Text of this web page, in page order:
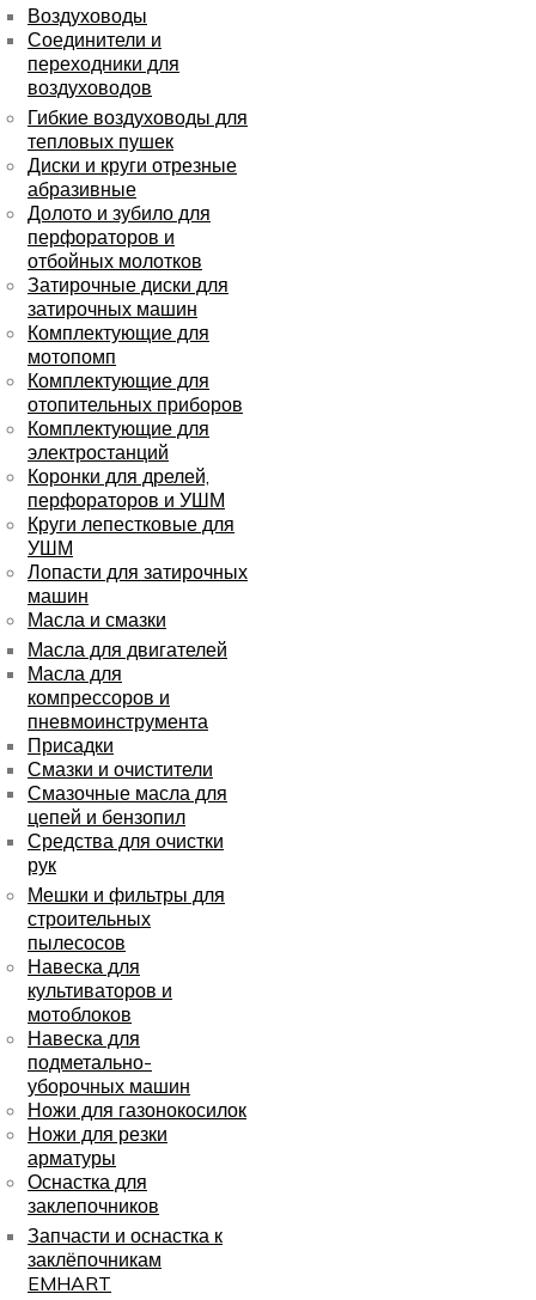
Воздуховоды
Соединители и
переходники для
воздуховодов
Гибкие воздуховоды для
тепловых пушек
Диски и круги отрезные
абразивные
Долото и зубило для
перфораторов и
отбойных молотков
Затирочные диски для
затирочных машин
Комплектующие для
мотопомп
Комплектующие для
отопительных приборов
Комплектующие для
электростанций
Коронки для дрелей,
перфораторов и УШМ
Круги лепестковые для
УШМ
Лопасти для затирочных
машин
Масла и смазки
Масла для двигателей
Масла для
компрессоров и
пневмоинструмента
Присадки
Смазки и очистители
Смазочные масла для
цепей и бензопил
Средства для очистки
рук
Мешки и фильтры для
строительных
пылесосов
Навеска для
культиваторов и
мотоблоков
Навеска для
подметально-
уборочных машин
Ножи для газонокосилок
Ножи для резки
арматуры
Оснастка для
заклепочников
Запчасти и оснастка к
заклёпочникам
EMHART